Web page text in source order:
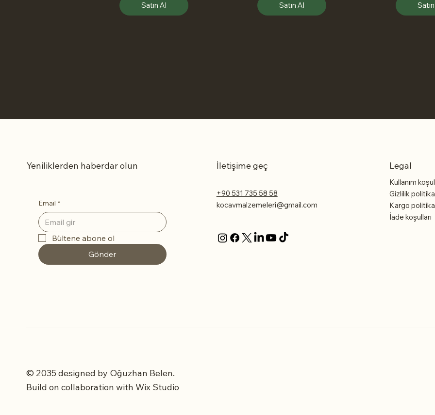
Satın Al Satın Al
Yeniliklerden haberdar olun
Email *
Bültene abone ol
Gönder
İletişime geç
+90 531 735 58 58
kocavmalzemeleri@gmail.com
Legal
Kullanım
Gizlilik
Kargo
İade koşulları
© 2035 designed by Oğuzhan Belen.
Build on collaboration with Wix Studio